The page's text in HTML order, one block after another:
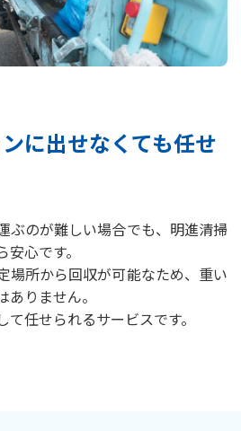
に出せなくても任せ
ぶのが難しい場合でも、明進清掃
心です。
場所から回収が可能なため、重い
りません。
任せられるサービスです。